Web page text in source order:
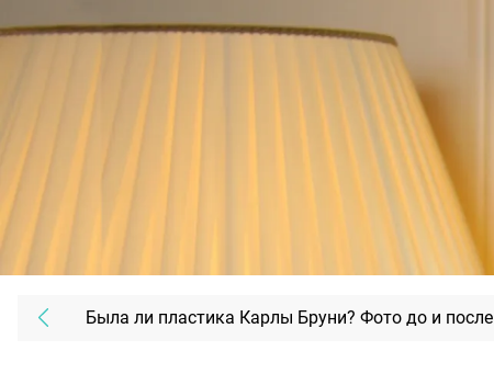
Была ли пластика Карлы Бруни? Фото до и после